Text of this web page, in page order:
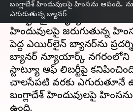
బంగ్లాదేశ్ హిందువులపై హింసను ఆపండి..
ఎగురుతున్న బ్యానర్
అమెరికాలోని న్యూయార్క్‌లో
అద్భుతమైన దృశ్యం
హిందువులపై జరుగుతున్న
పెద్ద ఎయిర్‌లైన్ బ్యానర్‌ను
బ్యానర్ న్యూయార్క్ నగరంలోని
స్టాట్యూ ఆఫ్ లిబర్టీపై
చాలసేపటి వరకు ఎగురుతూనే
బంగ్లాదేశ్ హిందువులపై
ఉంది.